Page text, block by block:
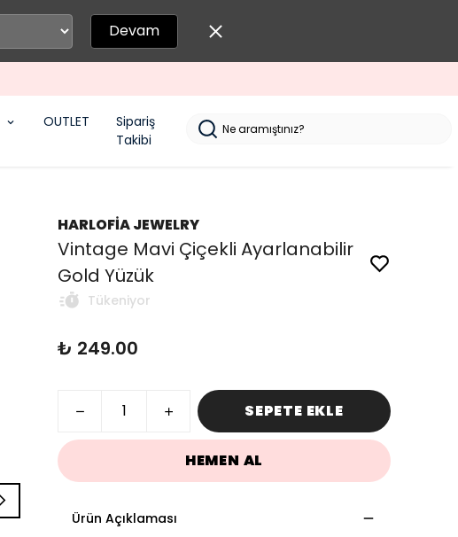
Devam
OUTLET
Sipariş
Takibi
HARLOFİA JEWELRY
Vintage Mavi Çiçekli Ayarlanabilir
Gold Yüzük
Tükeniyor
₺ 249.00
SEPETE EKLE
HEMEN AL
Ürün Açıklaması